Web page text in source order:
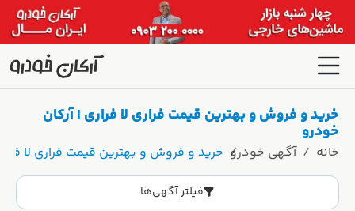
خرید و فروش و بهترین قیمت فراری لا فراری | آرکان
خودرو
خانه آگهی خودرو خرید و فروش و بهترین قیمت فراری لا
فیلتر آگهی‌ها